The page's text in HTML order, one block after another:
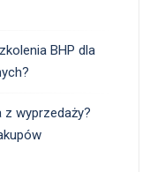
BHP dla
wyprzedaży?